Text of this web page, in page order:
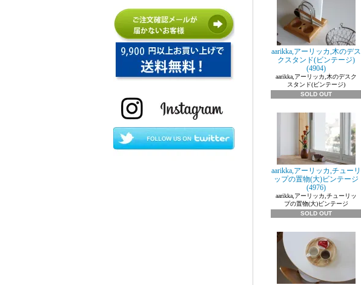
aarikka,アーリッカ,木のデス
クスタンド(ビンテージ)
(4904)
aarikka,アーリッカ,木のデスク
スタンド(ビンテージ)
SOLD OUT
aarikka,アーリッカ,チューリ
ップの置物(大)ビンテージ
(4976)
aarikka,アーリッカ,チューリッ
プの置物(大)ビンテージ
SOLD OUT